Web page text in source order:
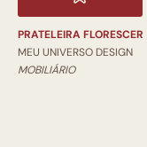
PRATELEIRA FLORESCER
MEU UNIVERSO DESIGN
MOBILIÁRIO